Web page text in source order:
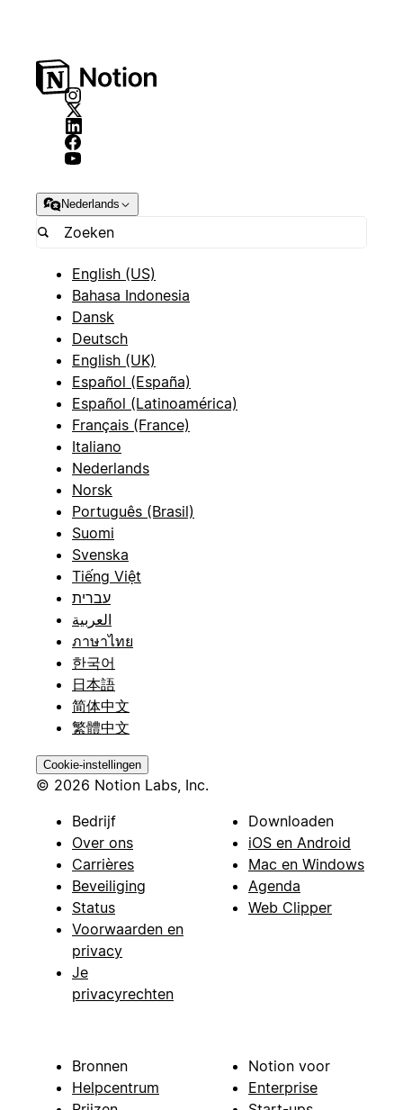
Nederlands
English (US)
Bahasa Indonesia
Dansk
Deutsch
English (UK)
Español (España)
Español (Latinoamérica)
Français (France)
Italiano
Nederlands
Norsk
Português (Brasil)
Suomi
Svenska
Tiếng Việt
עברית
العربية
ภาษาไทย
한국어
日本語
简体中文
繁體中文
Cookie-instellingen
© 2026 Notion Labs, Inc.
Bedrijf
Over ons
Carrières
Beveiliging
Status
Voorwaarden en
privacy
Je
privacyrechten
Downloaden
iOS en Android
Mac en Windows
Agenda
Web Clipper
Bronnen
Helpcentrum
Notion voor
Enterprise